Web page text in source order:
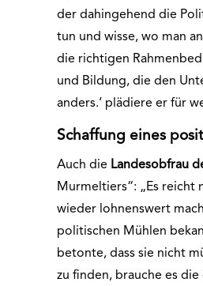
der dahingehend die
tun und wisse, wo man
die richtigen
und Bildung, die den
anders.‘ plädiere er für
Schaffung eines
Auch die Landesobfrau
Murmeltiers“: „Es reicht
wieder lohnenswert
politischen Mühlen
betonte, dass sie nicht
zu finden, brauche es